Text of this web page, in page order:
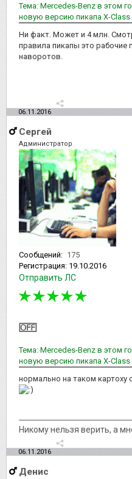
Тема: Mercedes-Benz в этом
новую версию пикапа Х-Class
Ни факт. Может и 4 млн.
правила пикапы это рабочие
наворотов.
06.11.2016
Сергей
Администратор
Сообщений: 175
Регистрация: 19.10.2016
Отправить ЛС
Тема: Mercedes-Benz в этом
новую версию пикапа Х-Class
нормально на таком картоху
Никому нельзя верить, а
06.11.2016
Денис